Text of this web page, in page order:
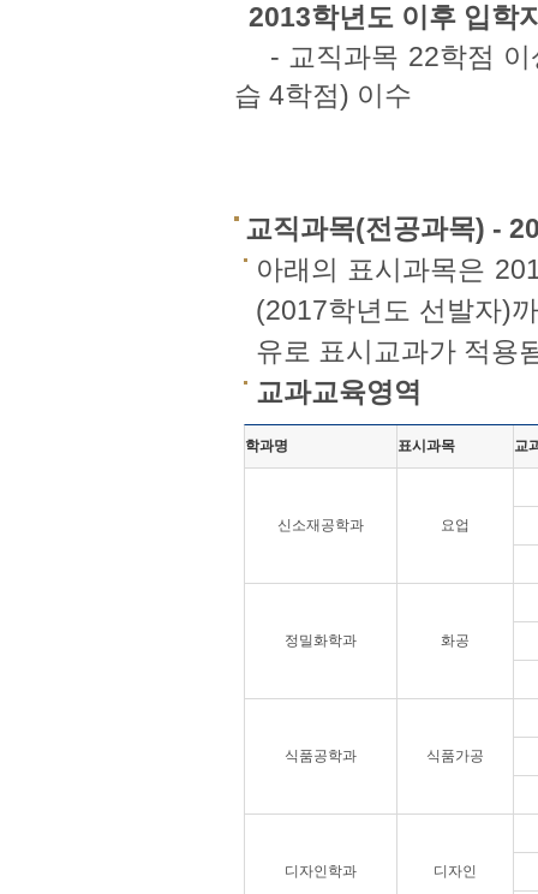
2013학년도 이후 입학
- 교직과목 22학점 이
습 4학점) 이수
교직과목(전공과목) -
아래의 표시과목은
(2017학년도 선발자)
유로 표시교과가 적용
교과교육영역
학과명 표시과목 교
신소재공학과 요업
정밀화학과 화공
식품공학과 식품가공
디자인학과 디자인